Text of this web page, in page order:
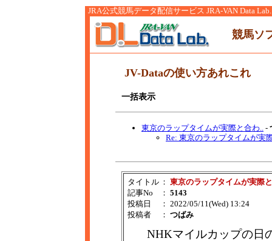
JRA公式競馬データ配信サービス JRA-VAN Data Lab.
競馬ソ
JV-Dataの使い方あれこれ
一括表示
東京のラップタイムが実際と合わ.. -
Re: 東京のラップタイムが実
タイトル ： 東京のラップタイムが実際
記事No
： 5143
投稿日
： 2022/05/11(Wed) 13:24
投稿者
： つばみ
NHKマイルカップの日